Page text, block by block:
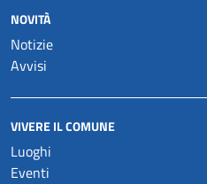
NOVITÀ
Notizie
Avvisi
VIVERE IL COMUNE
Luoghi
Eventi